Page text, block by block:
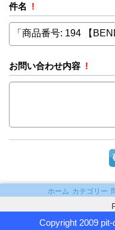
件名 !
お問い合わせ内容 !
ホーム カテゴリー
Copyright 2009